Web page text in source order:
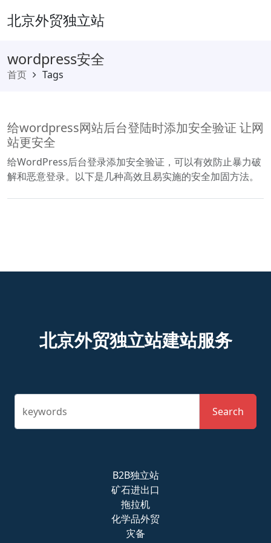
北京外贸独立站
wordpress安全
首页 Tags
给wordpress网站后台登陆时添加安全验证 让网
站更安全
给WordPress后台登录添加安全验证，可以有效防止暴力破
解和恶意登录。以下是几种高效且易实施的安全加固方法。
北京外贸独立站建站服务
keywords Search
B2B独立站
矿石进出口
拖拉机
化学品外贸
灾备